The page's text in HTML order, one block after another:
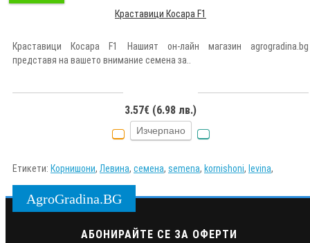
Краставици Косара F1
Краставици Косара F1 Нашият он-лайн магазин agrogradina.bg
представя на вашето внимание семена за..
3.57€ (6.98 лв.)
Изчерпано
Етикети: Корнишони, Левина, семена, semena, kornishoni, levina,
AgroGradina.BG
АБОНИРАЙТЕ СЕ ЗА ОФЕРТИ